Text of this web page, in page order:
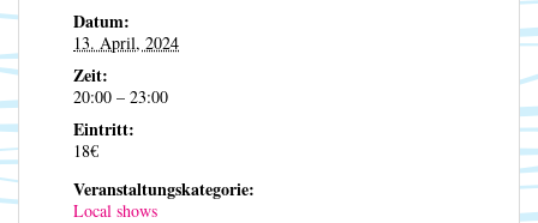
Datum:
13. April, 2024
Zeit:
20:00 – 23:00
Eintritt:
18€
Veranstaltungskategorie:
Local shows